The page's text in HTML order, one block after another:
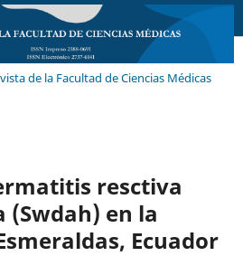
de la Facultad de Ciencias Médicas
resctiva
(Swdah) en la
Ecuador